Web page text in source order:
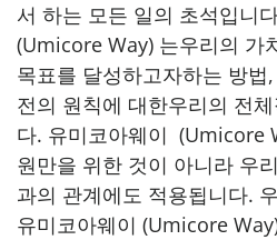
서 하는 모든 일의 초석입니
(Umicore Way) 는우리의 가
목표를 달성하고자하는 방
전의 원칙에 대한우리의 전
다. 유미코아웨이 (Umicore
원만을 위한 것이 아니라 우
과의 관계에도 적용됩니다.
유미코아웨이 (Umicore